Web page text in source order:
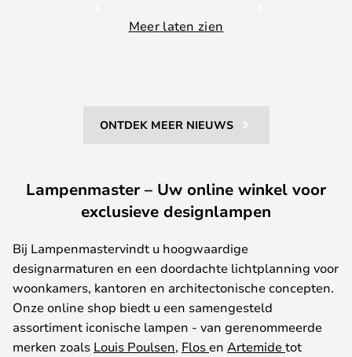
Meer laten zien
ONTDEK MEER NIEUWS
Lampenmaster – Uw online winkel voor
exclusieve designlampen
Bij Lampenmastervindt u hoogwaardige
designarmaturen en een doordachte lichtplanning voor
woonkamers, kantoren en architectonischeconcepten.
Onzeonline shop biedt ueen samengesteld
assortiment iconische lampen - van gerenommeerde
merken zoals Louis Poulsen, Flosen Artemidetot